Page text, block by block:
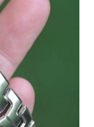
Add to
Wishlist